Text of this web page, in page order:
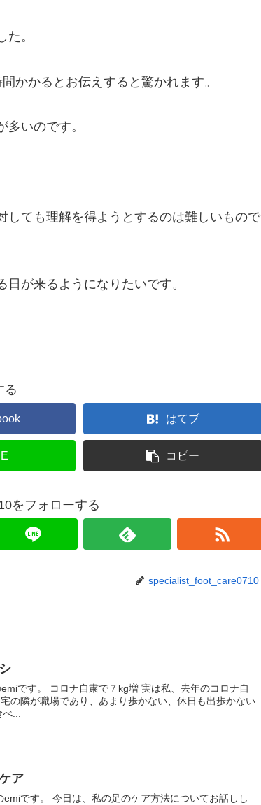
。
かかるとお伝えすると驚かれます。
いのです。
しても理解を得ようとするのは難しいもので
が来るようになりたいです。
る
はてブ
コピー
をフォローする
specialist_foot_care0710
です。 コロナ自粛で７kg増 実は私、去年のコロナ自
の隣が職場であり、あまり歩かない、休日も出歩かない
べ...
ア
です。 今日は、私の足のケア方法についてお話しし